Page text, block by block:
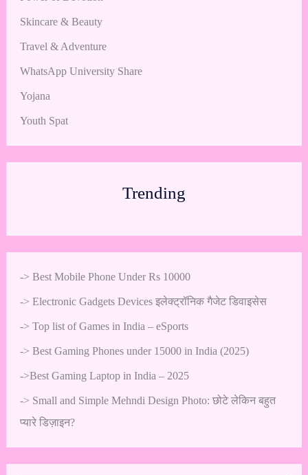
Skincare & Beauty
Travel & Adventure
WhatsApp University Share
Yojana
Youth Spat
Trending
-> Best Mobile Phone Under Rs 10000
-> Electronic Gadgets Devices इलेक्ट्रॉनिक गैजेट डिवाइसेस
-> Top list of Games in India – eSports
-> Best Gaming Phones under 15000 in India (2025)
->Best Gaming Laptop in India – 2025
-> Small and Simple Mehndi Design Photo: छोटे लेकिन बहुत
प्यारे डिज़ाइन?